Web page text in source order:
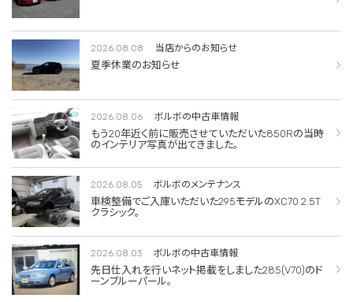
2026.08.08 当店からのお知らせ
夏季休業のお知らせ
2026.08.06 ボルボの中古車情報
もう20年近く前に販売させていただいた850Rの当時
のインテリア写真が出てきました。
2026.08.05 ボルボのメンテナンス
車検整備でご入庫いただいた295モデルのXC70 2.5T
クラシック。
2026.08.03 ボルボの中古車情報
先日仕入れを行いネット掲載をしました285(V70)のド
ーンブルーパール。